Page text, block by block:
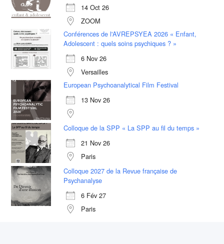
14 Oct 26
ZOOM
Conférences de l'AVREPSYEA 2026 « Enfant,
Adolescent : quels soins psychiques ? »
6 Nov 26
Versailles
European Psychoanalytical Film Festival
13 Nov 26
Colloque de la SPP « La SPP au fil du temps »
21 Nov 26
Paris
Colloque 2027 de la Revue française de
Psychanalyse
6 Fév 27
Paris